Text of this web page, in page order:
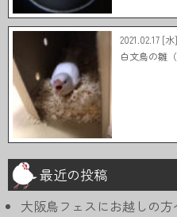
2021.02.17 [水]
白文鳥の雛
最近の投稿
大阪鳥フェスにお越しの方